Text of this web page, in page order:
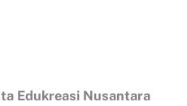
Edukreasi Nusantara